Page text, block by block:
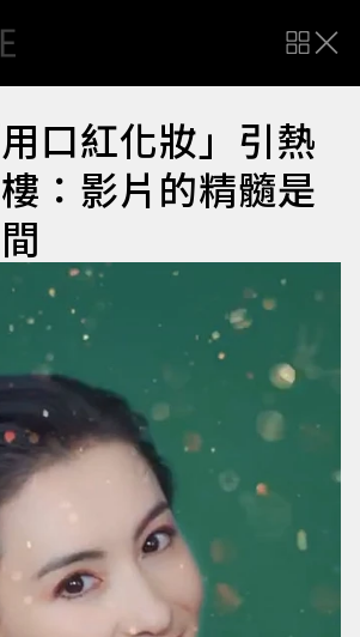
口紅化妝」引熱
：影片的精髓是